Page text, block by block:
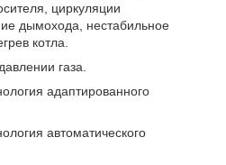
циркуляции
дымохода, нестабильное
котла.
газа.
адаптированного
автоматического